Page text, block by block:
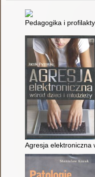
Pedagogika i
Agresja elektroniczna